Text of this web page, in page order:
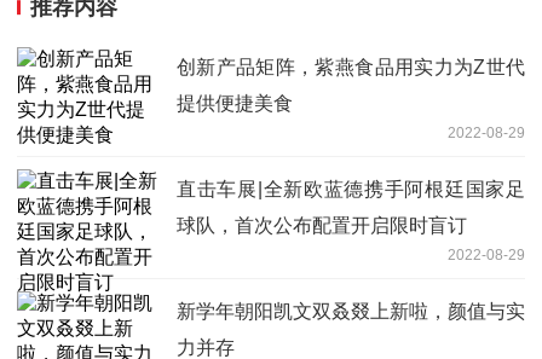
推荐内容
创新产品矩阵，紫燕食品用实力为Z世代
提供便捷美食
2022-08-29
直击车展|全新欧蓝德携手阿根廷国家足
球队，首次公布配置开启限时盲订
2022-08-29
新学年朝阳凯文双叒叕上新啦，颜值与实
力并存